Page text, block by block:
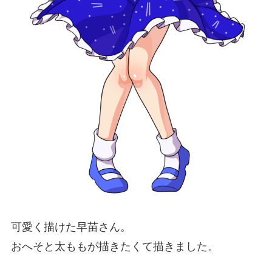
可愛く描けた早苗さん。
おへそと太ももが描きたくて描きました。